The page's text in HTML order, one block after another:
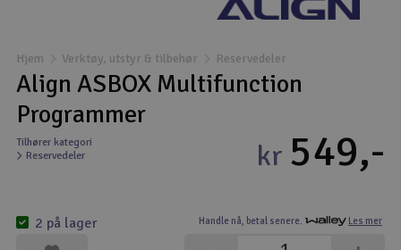
Droner
Droner for FPV
Fly
Helikopter
Hjem Verktøy, utstyr & tilbehør Reservedeler
Align ASBOX Multifunction
Programmer
Tilhører kategori
Reservedeler
Handle nå, betal senere. Les mer
kr 549,-
2 på lager